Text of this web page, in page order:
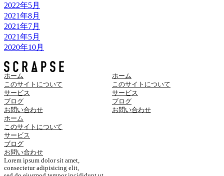
2022年5月
2021年8月
2021年7月
2021年5月
2020年10月
ホーム
このサイトについて
サービス
ブログ
お問い合わせ
ホーム
このサイトについて
サービス
ブログ
お問い合わせ
ホーム
このサイトについて
サービス
ブログ
お問い合わせ
Lorem ipsum dolor sit amet,
consectetur adipisicing elit,